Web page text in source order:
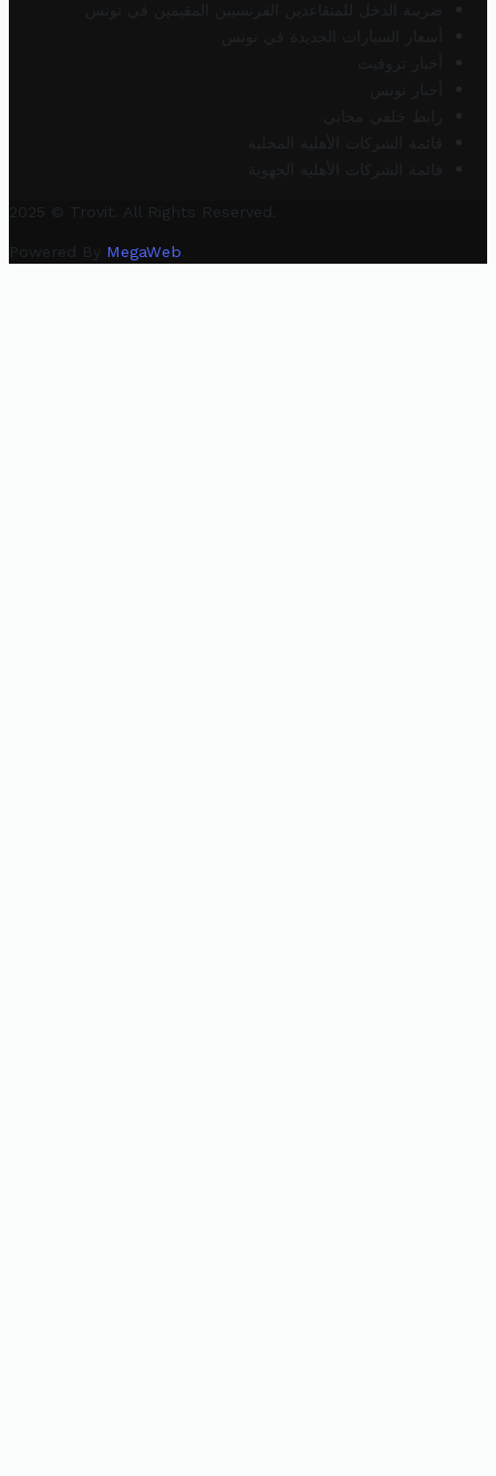
ضريبة الدخل للمتقاعدين الفرنسيين المقيمين في تونس
أسعار السيارات الجديدة في تونس
أخبار تروفيت
أخبار تونس
رابط خلفي مجاني
قائمة الشركات الأهلية المحلية
قائمة الشركات الأهلية الجهوية
2025 © Trovit. All Rights Reserved.
Powered By MegaWeb